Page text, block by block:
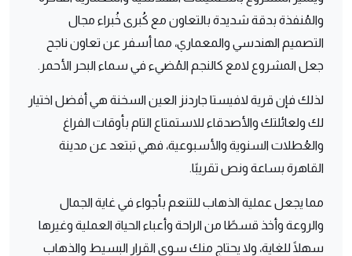
والمُنفذة بدقة شديدة بالتعاون مع كُبرى خُبراء مجال
التصميم الهندسي والمعماري، مما أسفر عن تعاون ناجح
جعل المشروع لامع كالنجم المُضيء في سماء البحر الأحمر.
لذلك فإن قرية لافيستا جاردنز العين السخنة هي أفضل اختيار
لك ولعائلتك والأصدقاء للاستمتاع التام بأوقات الفراغ
والعُطلات السنوية والأسبوعية، فهي تبتعد عن مدينة
القاهرة بساعة ونص تقريبًا.
مما يجعل عملية الذهاب للتنعم بأجواء في غاية الجمال
والروعة وأخذ قسطًا من الراحة وأعباء الحياة العملية وغيرها
سهلًا للغاية، ولا يحتاج منك سوى القرار البسيط والذهاب